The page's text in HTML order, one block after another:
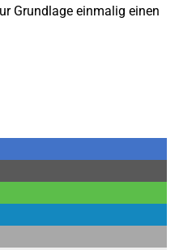
Grundlage einmalig einen